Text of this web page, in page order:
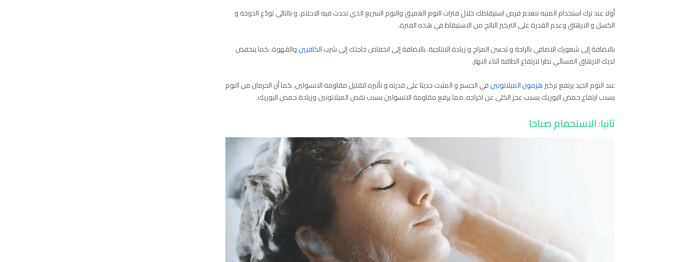
أولا عند ترك استخدام المنبه تنعدم فرص استيقاظك خلال فترات النوم العميق والنوم السريع الذي تحدث فيه الاحلام. و بالتالي تودّع الدوخة و
الكسل و الارهاق وعدم القدرة على التركيز الناتج من الاستيقاظ في هذه الفترة.
بالاضافة إلى شعورك الاضافي بالراحة و تحسن المزاج و زيادة الانتاجية. بالاضافة إلى انخفاض حاجتك إلى شربالكافيينوالقهوة. كما ينخفض
لديك الارهاق المسائي نظرا لارتفاع الطاقة اثناء النهار.
عند النوم الجيد يرتفع تركيزهرمون الميلاتونينفي الجسم و المثبت حديثا على قدرته و تأثيره لتقليل مقاومة الانسولين. كما أن الحرمان من النوم
يسبب ارتفاع حمض اليوريك بسبب عجز الكلى عن اخراجه. مما يرفع مقاومة الانسولين بسبب نقص الميلاتونين وزيادة حمض اليوريك.
ثانيا: الاستحمام صباحا